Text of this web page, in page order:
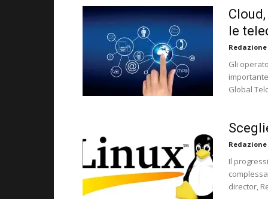
le
Gli
Global
Il
director,